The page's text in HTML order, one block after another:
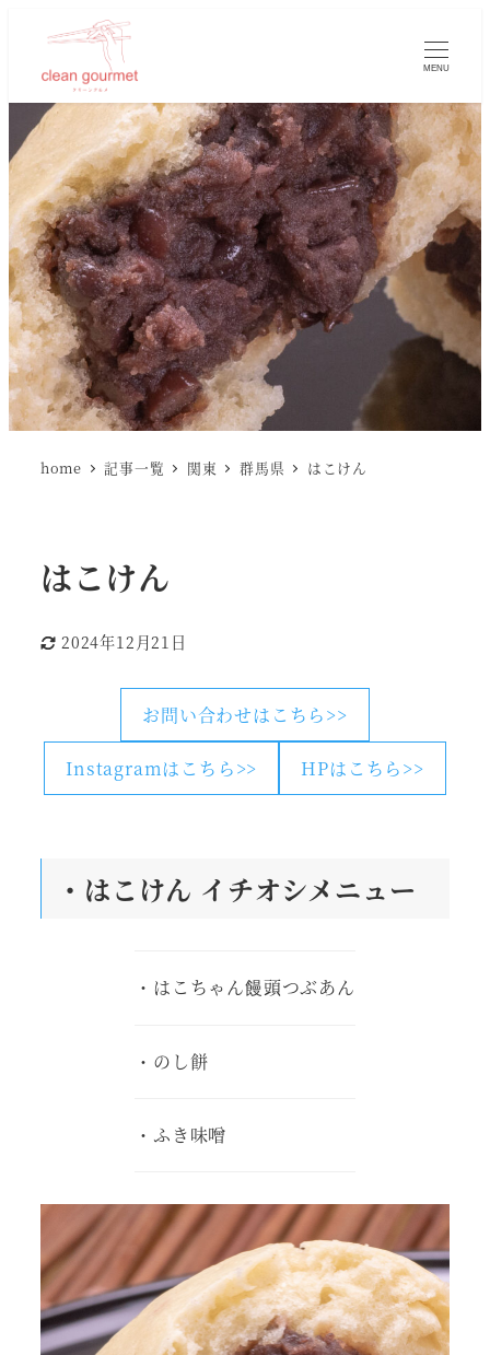
MENU
home 記事一覧 関東 群馬県 はこけん
はこけん
更新日
2024年12月21日
お問い合わせはこちら>>
Instagramはこちら>> HPはこちら>>
・はこけん イチオシメニュー
・はこちゃん饅頭つぶあん
・のし餅
・ふき味噌